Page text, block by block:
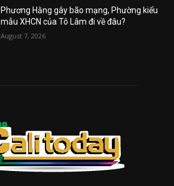
Phương Hằng gây bão mạng, Phường kiểu
mẫu XHCN của Tô Lâm đi về đâu?
August 7, 2026